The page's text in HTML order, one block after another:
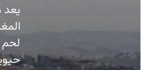
يعد